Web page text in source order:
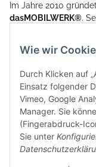
Im Jahre 2010
dasMOBILWERK®.
ein Car Cover
Aufgrund der vielen
weitere Produkte,
Seine Reifenschoner
sind mit
dasMOBILWERK®
Wachstumskurs
Geschäftszeiten
sofern Sie Fragen
Wie wir
Durch Klicken auf
Einsatz folgender
Vimeo, Google
Manager. Sie
(Fingerabdruck-
Sie unter